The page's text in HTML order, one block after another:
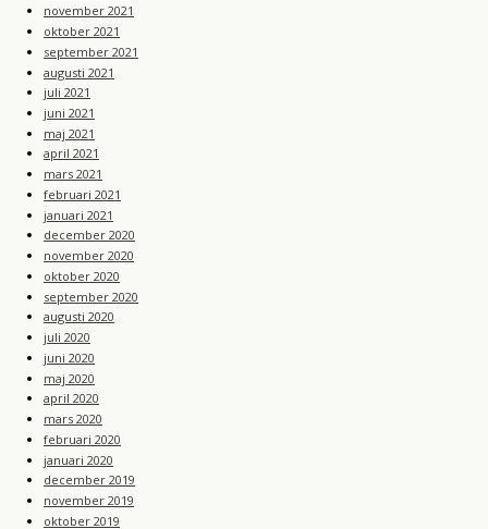
november 2021
oktober 2021
september 2021
augusti 2021
juli 2021
juni 2021
maj 2021
april 2021
mars 2021
februari 2021
januari 2021
december 2020
november 2020
oktober 2020
september 2020
augusti 2020
juli 2020
juni 2020
maj 2020
april 2020
mars 2020
februari 2020
januari 2020
december 2019
november 2019
oktober 2019